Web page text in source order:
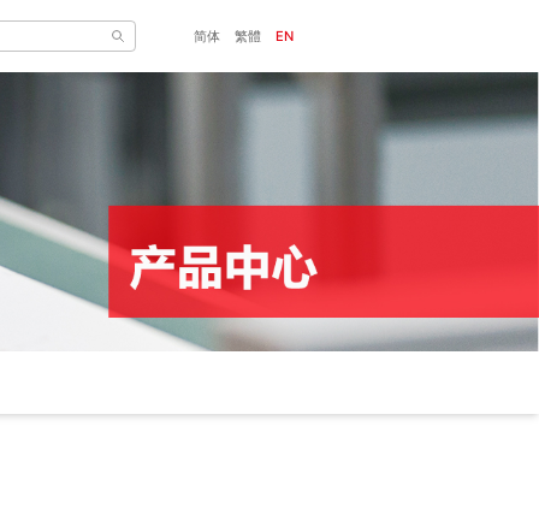
简体 繁體 EN